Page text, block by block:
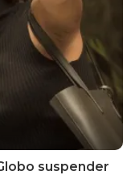
suspender